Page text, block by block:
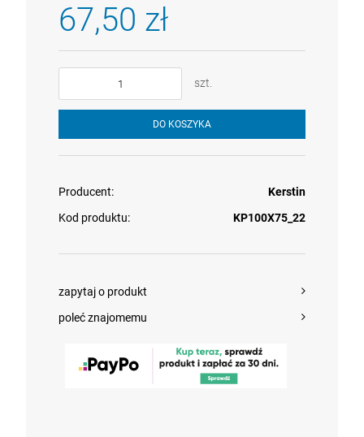
67,50 zł
szt.
DO KOSZYKA
Producent:
Kerstin
Kod produktu:
KP100X75_22
zapytaj o produkt
poleć znajomemu